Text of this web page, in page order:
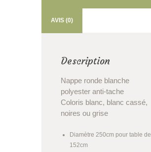
AVIS (0)
Description
Nappe ronde blanche
polyester anti-tache
Coloris blanc, blanc cassé,
noires ou grise
Diamètre 250cm pour table de
152cm